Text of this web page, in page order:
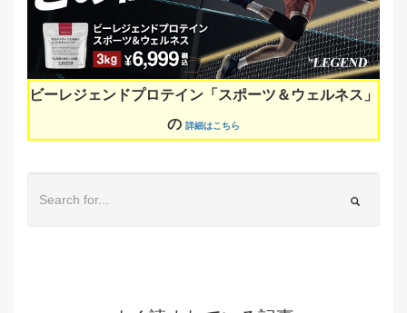
ビーレジェンドプロテイン「スポーツ＆ウェルネス」
の 詳細はこちら